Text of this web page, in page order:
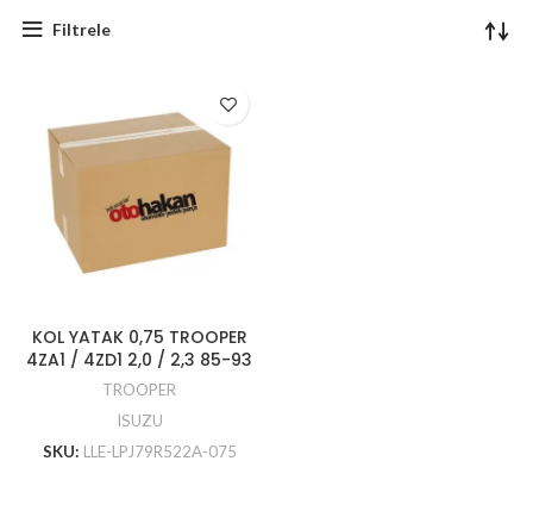
Filtrele
KOL YATAK 0,75 TROOPER
4ZA1 / 4ZD1 2,0 / 2,3 85-93
TROOPER
ISUZU
SKU: LLE-LPJ79R522A-075